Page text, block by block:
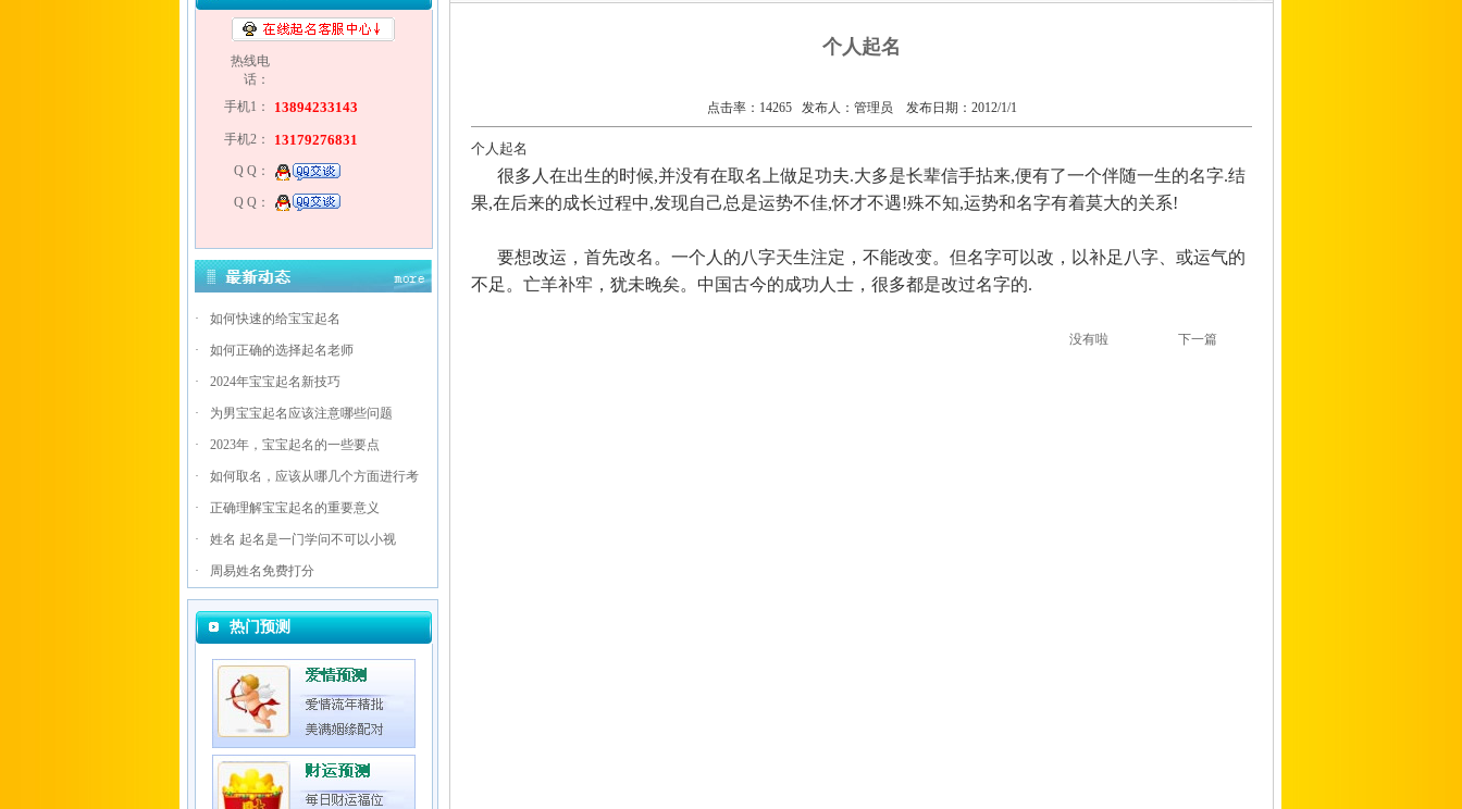
热线电
话：
手机1：
13894233143
手机2： 13179276831
Q Q：
Q Q：
· 如何快速的给宝宝起名
· 如何正确的选择起名老师
· 2024年宝宝起名新技巧
· 为男宝宝起名应该注意哪些问题
· 2023年，宝宝起名的一些要点
· 如何取名，应该从哪几个方面进行考
· 正确理解宝宝起名的重要意义
· 姓名 起名是一门学问不可以小视
· 周易姓名免费打分
热门预测
个人起名
点击率：14265 发布人：管理员 发布日期：2012/1/1
个人起名
很多人在出生的时候,并没有在取名上做足功夫.大多是长辈信手拈来,便有了一个伴随一生的名字.结
果,在后来的成长过程中,发现自己总是运势不佳,怀才不遇!殊不知,运势和名字有着莫大的关系!
要想改运，首先改名。一个人的八字天生注定，不能改变。但名字可以改，以补足八字、或运气的
不足。亡羊补牢，犹未晚矣。中国古今的成功人士，很多都是改过名字的.
没有啦 下一篇